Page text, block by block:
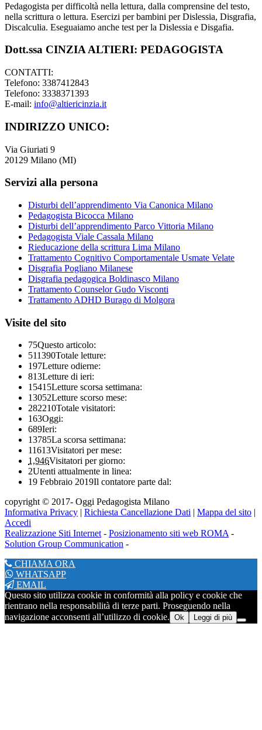
Pedagogista per difficoltà nella lettura, dalla comprensine del testo,
nella scrittura o lettura. Esercizi per bambini per Dislessia, Disgrafia,
Discalculia. Eseguaiamo anche test per la Dislessia e Disgafia.
Dott.ssa CINZIA ALTIERI: PEDAGOGISTA
CONTATTI:
Telefono: 3387412843
Telefono: 3338371393
E-mail: info@altiericinzia.it
INDIRIZZO UNICO:
Via Giuriati 9
20129 Milano (MI)
Servizi alla persona
Disturbi dell’apprendimento Via Canonica Milano
Pedagogista Bicocca Milano
Disturbi dell’apprendimento Parco Vittoria Milano
Pedagogista Viale Cassala Milano
Rieducazione della scrittura Lima Milano
Trattamento Cognitivo Comportamentale Usmate Velate
Disgrafia Pogliano Milanese
Disgrafia pedagogica Boldinasco Milano
Trattamento Counselor Gudo Visconti
Trattamento ADHD Burago di Molgora
Visite del sito
75Questo articolo:
511390Totale letture:
197Letture odierne:
813Letture di ieri:
15415Letture scorsa settimana:
13052Letture scorso mese:
282210Totale visitatori:
163Oggi:
689Ieri:
13785La scorsa settimana:
11613Visitatori per mese:
1,946Visitatori per giorno:
2Utenti attualmente in linea:
19 Febbraio 2019Il contatore parte dal:
copyright © 2017- Oggi Pedagogista Milano
Informativa Privacy | Richiesta Cancellazione Dati | Mappa del sito |
Accedi
Realizzazione Siti Internet- Posizionamento siti web ROMA-
Solution Group Communication -
CHIAMA ORA
WHATSAPP
EMAIL
Questo sito utilizza cookie in conformità alla policy e cookie che
rientrano nella responsabilità di terze parti. Proseguendo nella
navigazione acconsenti all’utilizzo di cookie. Ok Leggi di più